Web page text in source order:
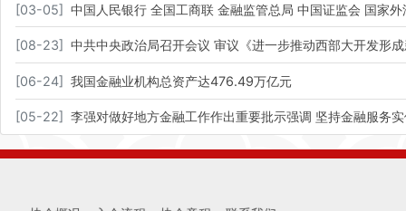
[03-05] 中国人民银行 全国工商联 金融监管总局 中国证监会 国家
[08-23] 中共中央政治局召开会议 审议《进一步推动西部大开发形
[06-24] 我国金融业机构总资产达476.49万亿元
[05-22] 李强对做好地方金融工作作出重要批示强调 坚持金融服务